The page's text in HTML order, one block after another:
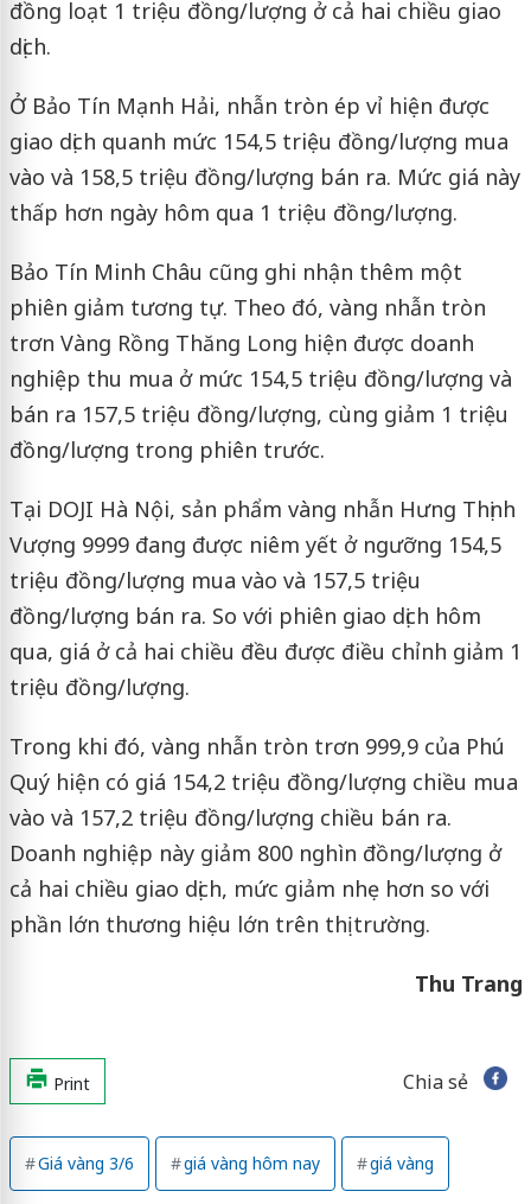
đồng loạt 1 triệu đồng/lượng ở cả hai chiều giao
dịch.
Ở Bảo Tín Mạnh Hải, nhẫn tròn ép vỉ hiện được
giao dịch quanh mức 154,5 triệu đồng/lượng mua
vào và 158,5 triệu đồng/lượng bán ra. Mức giá này
thấp hơn ngày hôm qua 1 triệu đồng/lượng.
Bảo Tín Minh Châu cũng ghi nhận thêm một
phiên giảm tương tự. Theo đó, vàng nhẫn tròn
trơn Vàng Rồng Thăng Long hiện được doanh
nghiệp thu mua ở mức 154,5 triệu đồng/lượng và
bán ra 157,5 triệu đồng/lượng, cùng giảm 1 triệu
đồng/lượng trong phiên trước.
Tại DOJI Hà Nội, sản phẩm vàng nhẫn Hưng Thịnh
Vượng 9999 đang được niêm yết ở ngưỡng 154,5
triệu đồng/lượng mua vào và 157,5 triệu
đồng/lượng bán ra. So với phiên giao dịch hôm
qua, giá ở cả hai chiều đều được điều chỉnh giảm 1
triệu đồng/lượng.
Trong khi đó, vàng nhẫn tròn trơn 999,9 của Phú
Quý hiện có giá 154,2 triệu đồng/lượng chiều mua
vào và 157,2 triệu đồng/lượng chiều bán ra.
Doanh nghiệp này giảm 800 nghìn đồng/lượng ở
cả hai chiều giao dịch, mức giảm nhẹ hơn so với
phần lớn thương hiệu lớn trên thị trường.
Thu Trang
Print Chia sẻ
Giá vàng 3/6 giá vàng hôm nay giá vàng